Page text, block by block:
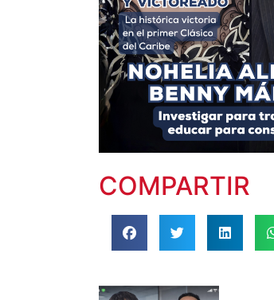
COMPARTIR